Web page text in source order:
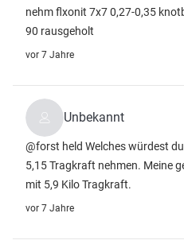
nehm flxonit 7x7 0,27-0,35
90 rausgeholt
vor 7 Jahre
Unbekannt
@forst held Welches würdest
5,15 Tragkraft nehmen. Meine
mit 5,9 Kilo Tragkraft.
vor 7 Jahre